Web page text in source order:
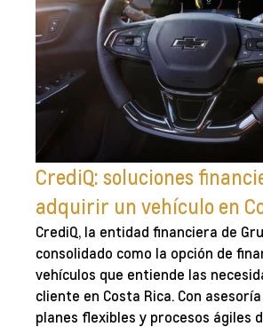
CrediQ: soluciones
adquirir un vehículo en
CrediQ, la entidad financiera de
consolidado como la opción de
vehículos que entiende las
cliente en Costa Rica. Con
planes flexibles y procesos ágiles